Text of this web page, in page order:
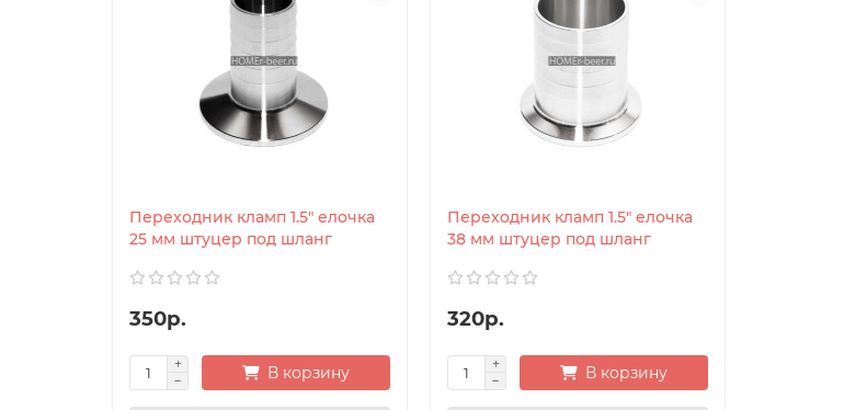
Переходник кламп 1.5" елочка
25 мм штуцер под шланг
350р.
В корзину
Переходник кламп 1.5" елочка
38 мм штуцер под шланг
320р.
В корзину